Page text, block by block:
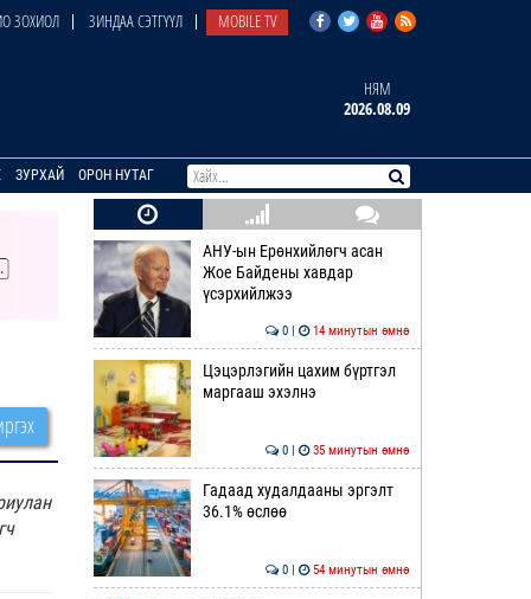
ЗОХИОЛ ЗИНДАА СЭТГҮҮЛ MOBILE TV
НЯМ
2026.08.09
ЗУРХАЙ ОРОН НУТАГ
АНУ-ын Ерөнхийлөгч асан
Жое Байдены хавдар
үсэрхийлжээ
0 | 14 минутын өмнө
Цэцэрлэгийн цахим бүртгэл
маргааш эхэлнэ
0 | 35 минутын өмнө
Гадаад худалдааны эргэлт
36.1% өслөө
0 | 54 минутын өмнө